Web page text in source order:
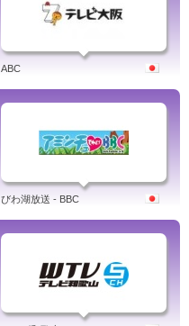
ABC
びわ湖放送 - BBC